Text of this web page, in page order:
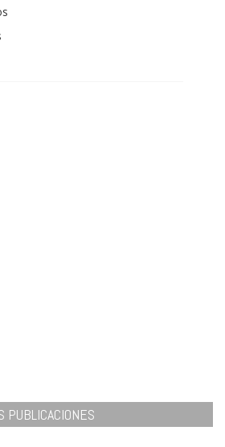
mi es producto bien tratado sin
PUBLICACIONES